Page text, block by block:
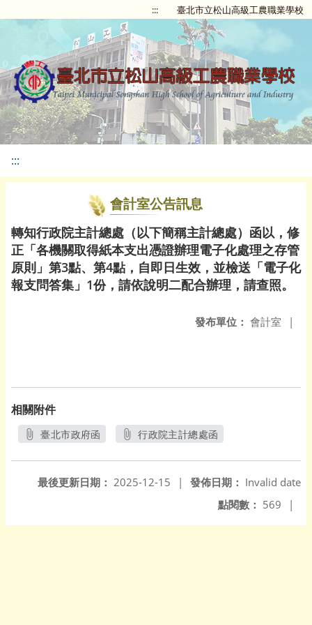
::: 臺北市立松山高級工農職業學校
:::
會計室公告訊息
轉知行政院主計總處（以下簡稱主計總處）函以，修
正「各機關取得紙本支出憑證辦理電子化處理之存管
原則」第3點、第4點，自即日生效，並檢送「電子化
報支問答集」1份，請依說明二配合辦理，請查照。
發布單位： 會計室 |
相關附件
臺北市政府函
行政院主計總處函
發佈日期： Invalid date
最後更新日期： 2025-12-15
|
點閱數： 569 |